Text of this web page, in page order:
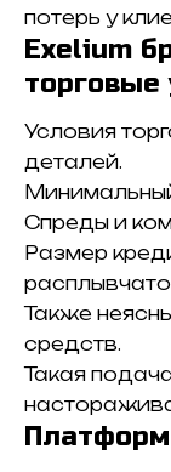
потерь у
Exelium
торговые
Условия
деталей.
Спреды и
Размер
Также
средств.
Такая